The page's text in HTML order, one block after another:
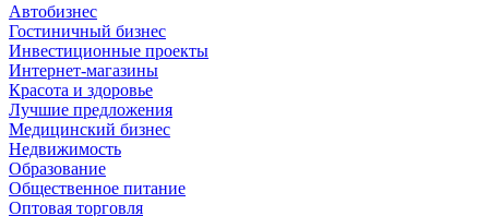
Автобизнес
Гостиничный бизнес
Инвестиционные проекты
Интернет-магазины
Красота и здоровье
Лучшие предложения
Медицинский бизнес
Недвижимость
Образование
Общественное питание
Оптовая торговля